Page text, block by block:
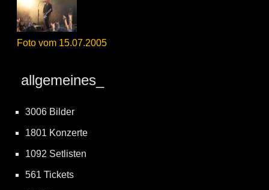
Foto vom 15.07.2005
allgemeines_
3006 Bilder
1801 Konzerte
1092 Setlisten
561 Tickets